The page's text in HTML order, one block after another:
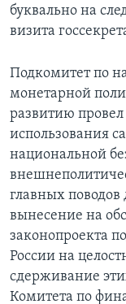
буквально на
визита
Подкомитет по
монетарной
развитию
использования
национальной
главных поводов
вынесение на
законопроекта
России на
сдерживание
Комитета по